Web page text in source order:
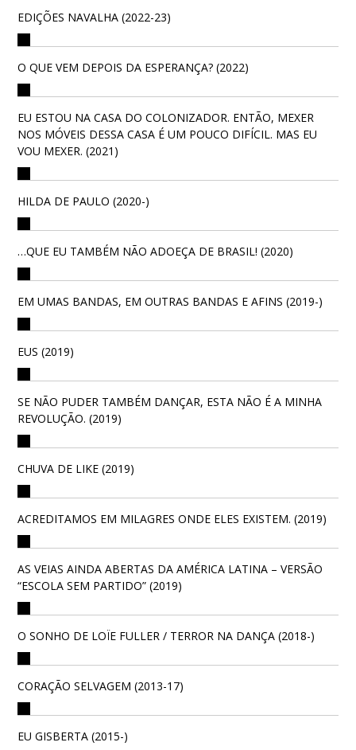
EDIÇÕES NAVALHA (2022-23)
O QUE VEM DEPOIS DA ESPERANÇA? (2022)
EU ESTOU NA CASA DO COLONIZADOR. ENTÃO, MEXER
NOS MÓVEIS DESSA CASA É UM POUCO DIFÍCIL. MAS EU
VOU MEXER. (2021)
HILDA DE PAULO (2020-)
…QUE EU TAMBÉM NÃO ADOEÇA DE BRASIL! (2020)
EM UMAS BANDAS, EM OUTRAS BANDAS E AFINS (2019-)
EUS (2019)
SE NÃO PUDER TAMBÉM DANÇAR, ESTA NÃO É A MINHA
REVOLUÇÃO. (2019)
CHUVA DE LIKE (2019)
ACREDITAMOS EM MILAGRES ONDE ELES EXISTEM. (2019)
AS VEIAS AINDA ABERTAS DA AMÉRICA LATINA – VERSÃO
“ESCOLA SEM PARTIDO” (2019)
O SONHO DE LOÏE FULLER / TERROR NA DANÇA (2018-)
CORAÇÃO SELVAGEM (2013-17)
EU GISBERTA (2015-)